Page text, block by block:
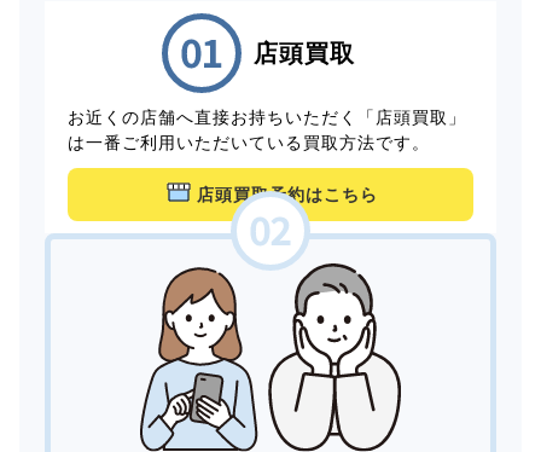
店頭買取
お近くの店舗へ直接お持ちいただく「店頭買取」
は一番ご利用いただいている買取方法です。
店頭買取予約はこちら